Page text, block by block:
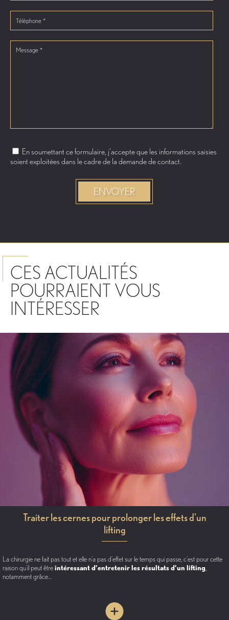
En soumettant ce formulaire, j'accepte que les informations saisies
soient exploitées dans le cadre de la demande de contact.
CES ACTUALITÉS
POURRAIENT VOUS
INTÉRESSER
Traiter les cernes pour prolonger les effets d'un
lifting
La chirurgie ne fait pas tout et elle n’a pas d’effet sur le temps qui passe, c’est pour cette
raison qu’il peut êtreintéressant d’entretenir les résultats d’un lifting
notamment grâce…